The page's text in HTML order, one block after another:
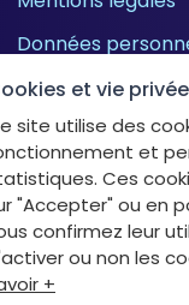
Données
Cookieset vie privée
site utilise des
et
Ces
"Accepter" ou en
confirmez leur
ou non les
+